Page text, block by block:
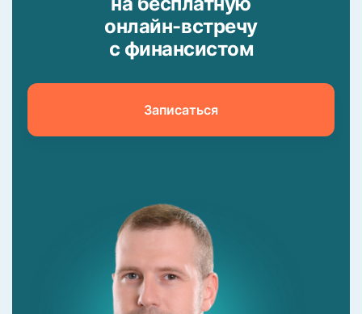
онлайн-встречу
с финансистом
Записаться